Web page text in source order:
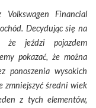
Volkswagen Financial
Decydując się na
że jeździ pojazdem
pokazać, że można
ponoszenia wysokich
zmniejszyć średni wiek
z tych elementów,